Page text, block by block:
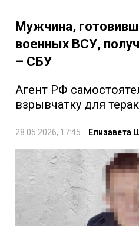
Мужчина,
военных ВСУ,
– СБУ
Агент РФ
взрывчатку для
28.05.2026, 17:45 Елизавета